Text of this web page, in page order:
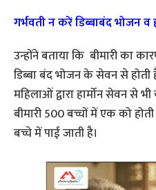
गर्भवती न करें डिब्बाबंद भोजन व
उन्होंने बताया कि बीमारी का
डिब्बा बंद भोजन के सेवन से
महिलाओं द्वारा हार्मोन सेवन से
बीमारी 500 बच्चों में एक को
बच्चे में पाई जाती है।